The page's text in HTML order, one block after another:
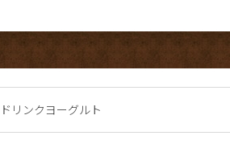
ドリンクヨーグルト